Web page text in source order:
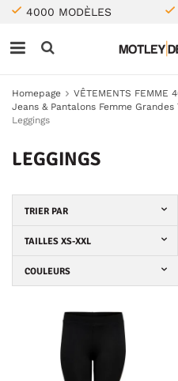
4000 MODÈLES
Homepage
VÊTEMENTS FEMME
Jeans & Pantalons Femme
Leggings
LEGGINGS
TRIER PAR
TAILLES XS-XXL
COULEURS